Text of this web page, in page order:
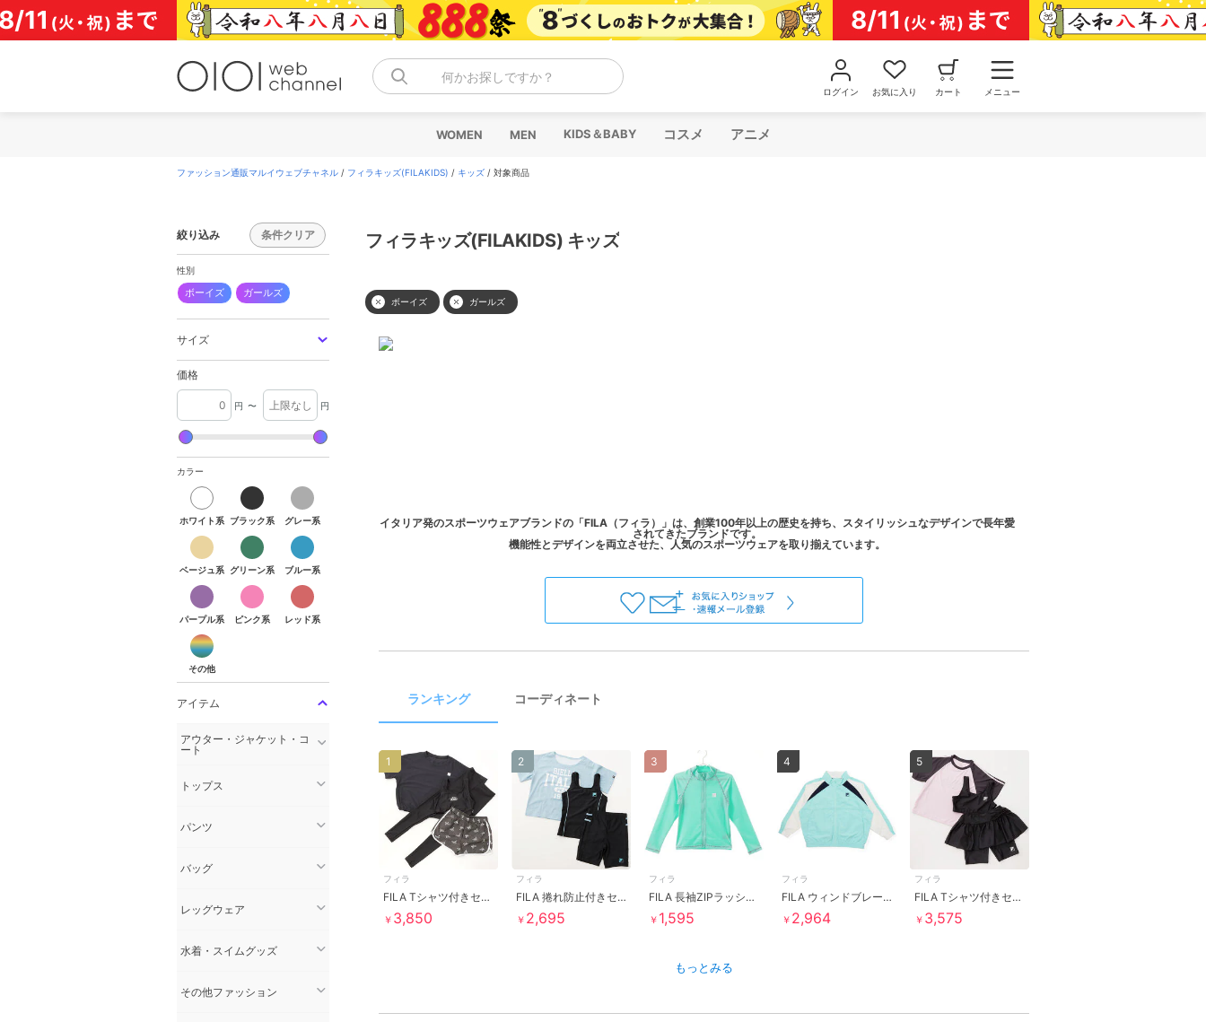
コ
ン
テ
何かお探しですか？
ログイン お気に入り カート メニュー
WOMEN MEN KIDS＆BABY コスメ アニメ
ファッション通販マルイウェブチャネル / フィラキッズ(FILAKIDS) / キッズ / 対象商品
絞り込み 条件クリア
性別
ボーイズ ガールズ
サイズ
価格
円 〜 円
カラー
ホワイト系 ブラック系 グレー系
ベージュ系 グリーン系 ブルー系
パープル系 ピンク系 レッド系
その他
アイテム
アウター・ジャケット・コ
ート
トップス
パンツ
バッグ
レッグウェア
水着・スイムグッズ
その他ファッション
フィラキッズ(FILAKIDS) キッズ
ボーイズ ガールズ
イタリア発のスポーツウェアブランドの「FILA（フィラ）」は、創業100年以上の歴史を持ち、スタイリッシュなデザインで長年愛
されてきたブランドです。
ランキング コーディネート
フィラ
FILA Tシャツ付きセパレート水着3点セット
￥ 3,850
1
フィラ
FILA 捲れ防止付きセパレートスクール水着
￥ 2,695
2
フィラ
FILA 長袖ZIPラッシュガード
￥ 1,595
3
フィラ
FILA ウィンドブレーカー
￥ 2,964
4
フィラ
FILA Tシャツ付きセパレート水着3点セット
￥ 3,575
5
もっとみる